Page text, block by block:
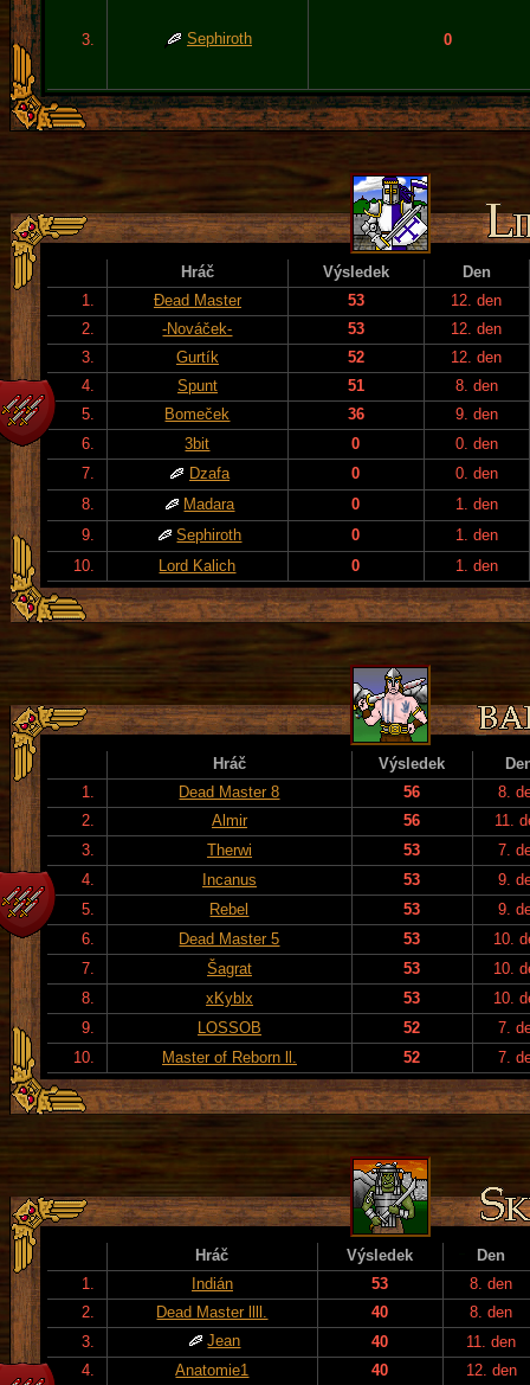
3. Sephiroth 0
Hráč Výsledek
Den
1.
Đead Master 53
12. den
2.
-Nováček- 53
12. den
3.
Gurtík 52
12. den
4.
Spunt 51
8. den
5.
Bomeček 36
9. den
6.
3bit 0
0. den
7.
Dzafa 0
0. den
8.
Madara 0
1. den
9.
Sephiroth 0
1. den
10.
Lord Kalich 0 1. den
Hráč Výsledek
1.
Dead Master 8 56
8.
2.
Almir 56
11.
3.
Therwi 53
7.
4.
Incanus 53
9.
5.
Rebel 53
9.
6.
Dead Master 5 53
10.
7.
Šagrat 53
10.
8.
xKyblx 53
10.
9.
LOSSOB 52
7.
10.
Master of Reborn ll. 52 7.
Hráč Výsledek
Den
1.
Indián 53
8. den
2.
Dead Master llll. 40
8. den
3.
Jean 40
11. den
4.
Anatomie1 40
12. den